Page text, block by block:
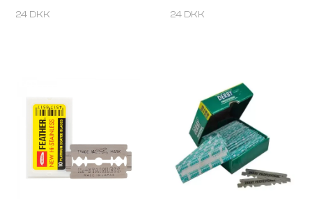
24 DKK 24 DKK